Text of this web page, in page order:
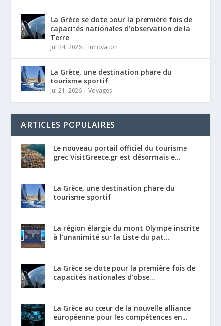
La Grèce se dote pour la première fois de
capacités nationales d’observation de la
Terre
Jul 24, 2026 | Innovation
La Grèce, une destination phare du
tourisme sportif
Jul 21, 2026 |Voyages
ARTICLES POPULAIRES
Le nouveau portail officiel du tourisme
grec VisitGreece.gr est désormais e...
La Grèce, une destination phare du
tourisme sportif
La région élargie du mont Olympe inscrite
à l’unanimité sur la Liste du pat...
La Grèce se dote pour la première fois de
capacités nationales d’obse...
La Grèce au cœur de la nouvelle alliance
européenne pour les compétences en...